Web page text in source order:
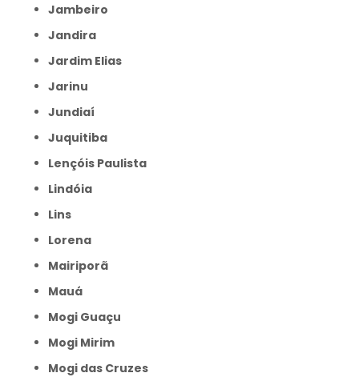
Jambeiro
Jandira
Jardim Elias
Jarinu
Jundiaí
Juquitiba
Lençóis Paulista
Lindóia
Lins
Lorena
Mairiporã
Mauá
Mogi Guaçu
Mogi Mirim
Mogi das Cruzes